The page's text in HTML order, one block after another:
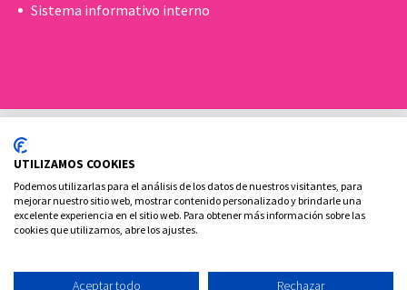
Sistema informativo interno
Politica sui cookie
Aviso legale e Informativa sulla privacy
UTILIZAMOS COOKIES
Podemos utilizarlas para el análisis de los datos de nuestros visitantes, para
mejorar nuestro sitio web, mostrar contenido personalizado y brindarle una
excelente experiencia en el sitio web. Para obtener más información sobre las
cookies que utilizamos, abre los ajustes.
Aceptar todo Rechazar